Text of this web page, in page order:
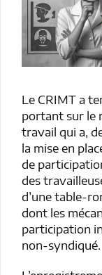
Le CRIMT a
portant sur le
travail qui a,
la mise en
de
des
d’une table-
dont les
participation
non-syndiqué.